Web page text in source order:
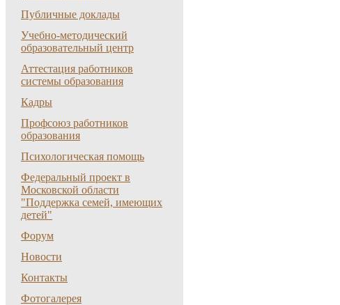
Публичные доклады
Учебно-методический
образовательный центр
Аттестация работников
системы образования
Кадры
Профсоюз работников
образования
Психологическая помощь
Федеральный проект в
Московской области
"Поддержка семей, имеющих
детей"
Форум
Новости
Контакты
Фотогалерея